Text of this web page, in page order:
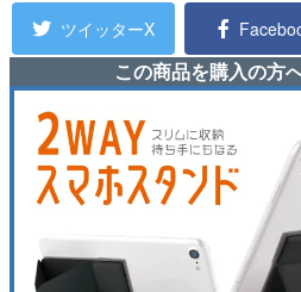
ツイッターX
この商品を購入の方